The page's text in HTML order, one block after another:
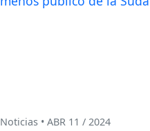
Noticias • ABR 11 / 2024